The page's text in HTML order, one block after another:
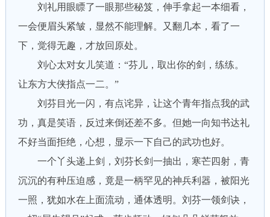
刘礼用眼瞟了一眼那些秘笈，伸手拿起一本细看，
一会便眉头紧皱，显然不能理解。又翻几本，看了一
下，觉得无趣，才放回原处。
刘心太对女儿笑道：“芬儿，取出你的剑，练练。
让东方大侠指点一二。”
刘芬目光一闪，有点诧异，让这个青年指点我的武
功，真是笑语，反过来倒还差不多。但她一向知书达礼
不好当面拒绝，心想，显示一下自己的武功也好。
一个丫头递上剑，刘芬长剑一抽出，寒芒四射，青
沉沉的有种压迫感，竟是一柄罕见的神兵利器，被阳光
一照，犹如水在上面流动，通体透明。刘芬一领剑诀，